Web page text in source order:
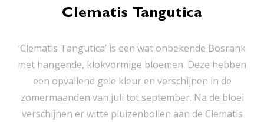
Clematis Tangutica
‘Clematis Tangutica’ is een wat onbekende Bosrank
met hangende, klokvormige bloemen. Deze hebben
een opvallend gele kleur en verschijnen in de
zomermaanden van juli tot september. Na de bloei
verschijnen er witte pluizenbollen aan de Clematis